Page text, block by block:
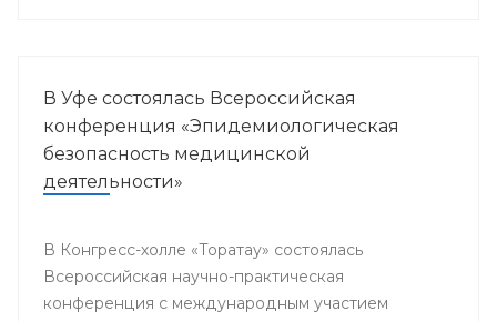
В Уфе состоялась Всероссийская
конференция «Эпидемиологическая
безопасность медицинской
деятельности»
В Конгресс-холле «Торатау» состоялась
Всероссийская научно-практическая
конференция с международным участием